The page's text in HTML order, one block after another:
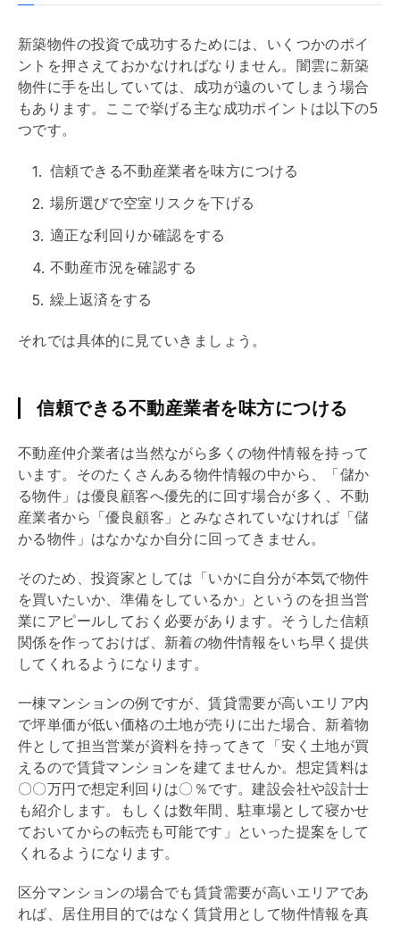
新築物件の投資で成功するためには、いくつかのポイ
ントを押さえておかなければなりません。闇雲に新築
物件に手を出していては、成功が遠のいてしまう場合
もあります。ここで挙げる主な成功ポイントは以下の5
つです。
信頼できる不動産業者を味方につける
場所選びで空室リスクを下げる
適正な利回りか確認をする
不動産市況を確認する
繰上返済 をする
それでは具体的に見ていきましょう。
信頼できる不動産業者を味方につける
不動産仲介業者は当然ながら多くの物件情報を持って
います。そのたくさんある物件情報の中から、「儲か
る物件」は優良顧客へ優先的に回す場合が多く、不動
産業者から「優良顧客」とみなされていなければ「儲
かる物件」はなかなか自分に回ってきません。
そのため、投資家としては「いかに自分が本気で物件
を買いたいか、準備をしているか」というのを担当営
業にアピールしておく必要があります。そうした信頼
関係を作っておけば、新着の物件情報をいち早く提供
してくれるようになります。
一棟マンションの例ですが、賃貸需要が高いエリア内
で坪単価が低い価格の土地が売りに出た場合、新着物
件として担当営業が資料を持ってきて「安く土地が買
えるので賃貸マンションを建てませんか。想定賃料は
〇〇万円で想定利回り は〇％です。建設会社や設計士
も紹介します。もしくは数年間、駐車場として寝かせ
ておいてからの転売も可能です」といった提案をして
くれるようになります。
区分マンションの場合でも賃貸需要が高いエリアであ
れば、居住用目的ではなく賃貸用として物件情報を真